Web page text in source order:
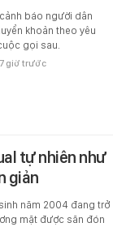
báo người dân
khoản theo yêu
gọi sau.
7 giờ trước
tự nhiên như
giản
năm 2004 đang trở
mặt được săn đón